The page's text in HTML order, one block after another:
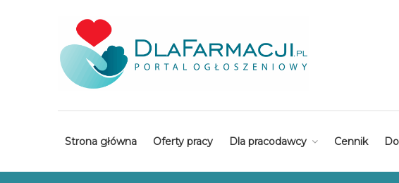
Strona główna Oferty pracy Dla pracodawcy Cennik